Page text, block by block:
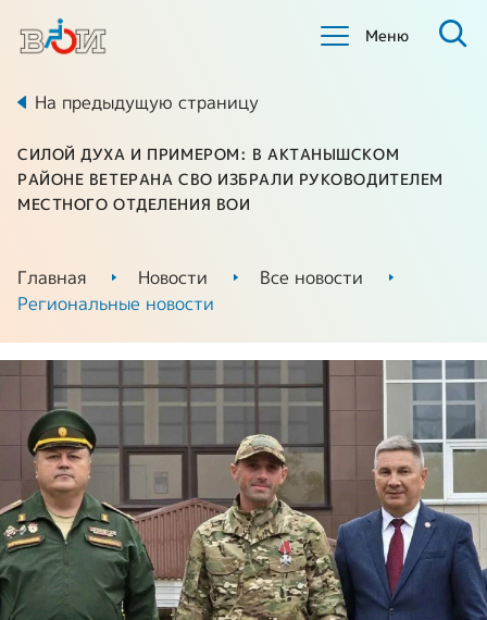
Меню
На предыдущую страницу
СИЛОЙ ДУХА И ПРИМЕРОМ: В АКТАНЫШСКОМ
РАЙОНЕ ВЕТЕРАНА СВО ИЗБРАЛИ РУКОВОДИТЕЛЕМ
МЕСТНОГО ОТДЕЛЕНИЯ ВОИ
Главная Новости
Все новости
Региональные новости